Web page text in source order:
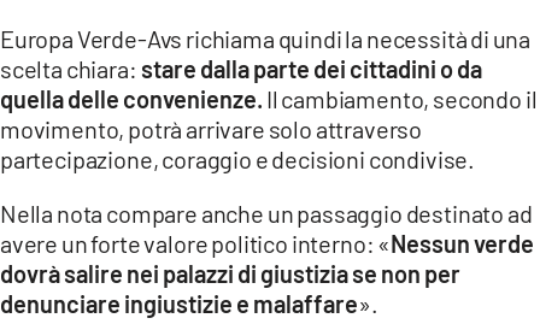
Europa Verde-Avs richiama quindi la necessità di una
scelta chiara: stare dalla parte dei cittadini o da
quella delle convenienze. Il cambiamento, secondo il
movimento, potrà arrivare solo attraverso
partecipazione, coraggio e decisioni condivise.
Nella nota compare anche un passaggio destinato ad
avere un forte valore politico interno: «Nessun verde
dovrà salire nei palazzi di giustizia se non per
denunciare ingiustizie e malaffare».